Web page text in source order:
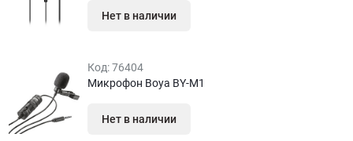
Нет в наличии
Код:76404
Микрофон Boya BY-M1
Нет в наличии